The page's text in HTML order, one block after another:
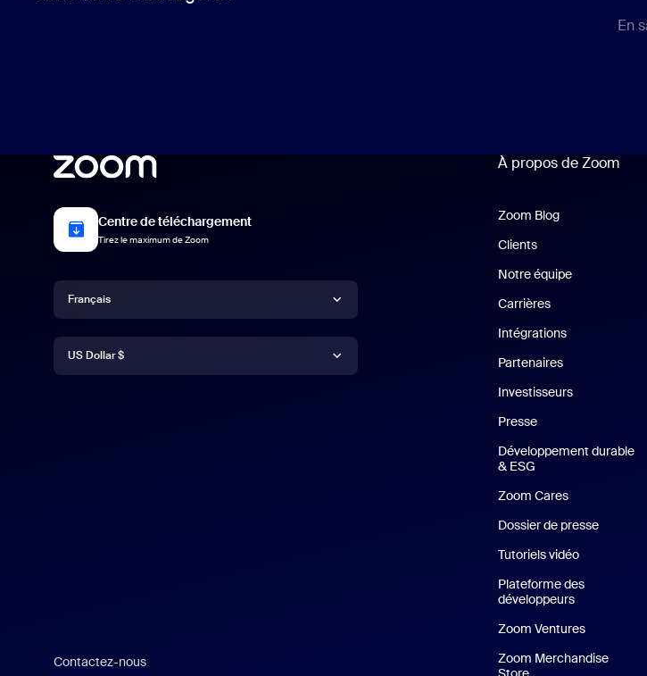
En
Centre de téléchargement
Tirez le maximum de Zoom
Langue
Français
Deutsch
日本語
Devise
US Dollar $
Contactez-nous
À propos de Zoom
Zoom Blog
Clients
Notre équipe
Carrières
Intégrations
Partenaires
Investisseurs
Presse
Développement durable
& ESG Développement
Zoom Cares
Dossier de presse
Tutoriels vidéo
Plateforme des
développeurs
Zoom Ventures
Zoom Merchandise